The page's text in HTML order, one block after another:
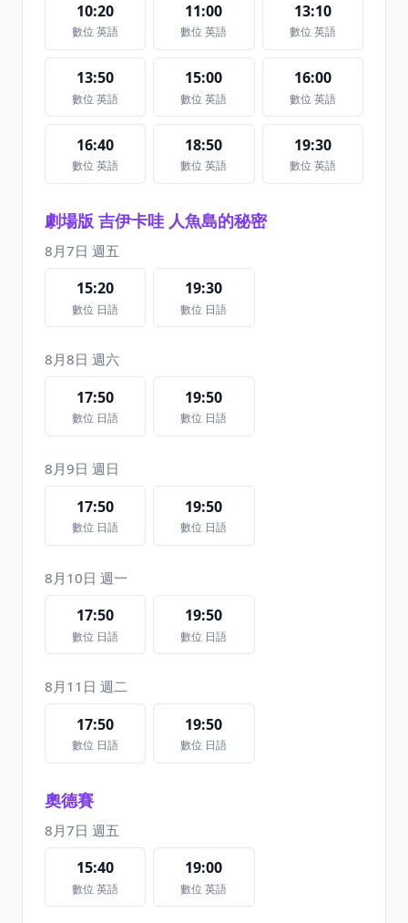
10:20
數位 英語
11:00
數位 英語
13:10
數位 英語
13:50
數位 英語
15:00
數位 英語
16:00
數位 英語
16:40
數位 英語
18:50
數位 英語
19:30
數位 英語
劇場版 吉伊卡哇 人魚島的秘密
8月7日 週五
15:20
數位 日語
19:30
數位 日語
8月8日 週六
17:50
數位 日語
19:50
數位 日語
8月9日 週日
17:50
數位 日語
19:50
數位 日語
8月10日 週一
17:50
數位 日語
19:50
數位 日語
8月11日 週二
17:50
數位 日語
19:50
數位 日語
奧德賽
8月7日 週五
15:40
數位 英語
19:00
數位 英語